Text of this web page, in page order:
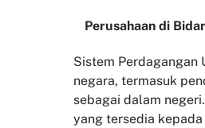
Perusahaan di
Sistem Perdagangan
negara, termasuk
sebagai dalam
yang tersedia